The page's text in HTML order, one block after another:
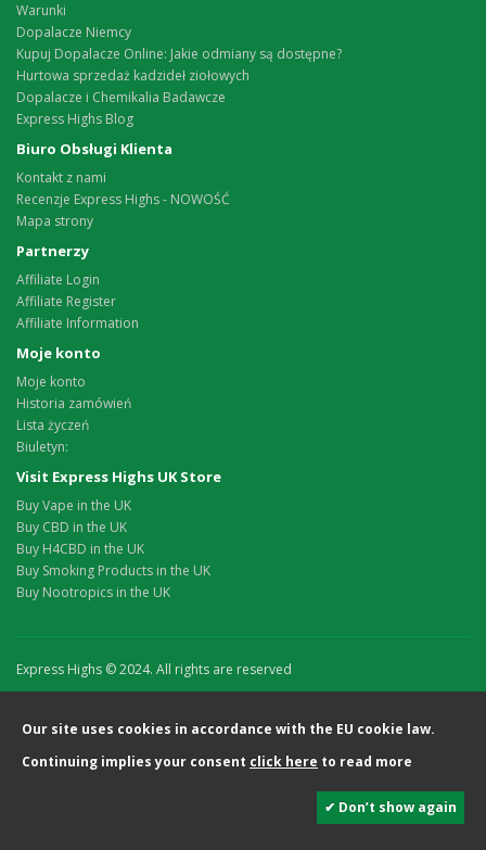
Warunki
Dopalacze Niemcy
Kupuj Dopalacze Online: Jakie odmiany są dostępne?
Hurtowa sprzedaż kadzideł ziołowych
Dopalacze i Chemikalia Badawcze
Express Highs Blog
Biuro Obsługi Klienta
Kontakt z nami
Recenzje Express Highs - NOWOŚĆ
Mapa strony
Partnerzy
Affiliate Login
Affiliate Register
Affiliate Information
Moje konto
Moje konto
Historia zamówień
Lista życzeń
Biuletyn:
Visit Express Highs UK Store
Buy Vape in the UK
Buy CBD in the UK
Buy H4CBD in the UK
Buy Smoking Products in the UK
Buy Nootropics in the UK
Express Highs © 2024. All rights are reserved
Our site uses cookies in accordance with the EU cookie law.
Continuing implies your consent click here to read more
✔ Don’t show again